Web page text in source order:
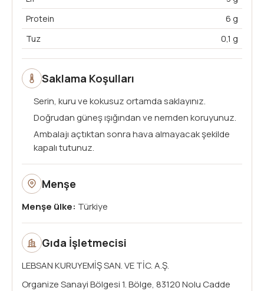
Protein
6 g
Tuz
0,1 g
Menşe
Menşe ülke: Türkiye
Saklama Koşulları
Serin, kuru ve kokusuz ortamda saklayınız.
Doğrudan güneş ışığından ve nemden koruyunuz.
Ambalajı açtıktan sonra hava almayacak şekilde
kapalı tutunuz.
Gıda İşletmecisi
LEBSAN KURUYEMİŞ SAN. VE TİC. A.Ş.
Organize Sanayi Bölgesi 1. Bölge, 83120 Nolu Cadde